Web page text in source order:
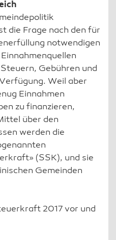
die Frage nach den für
notwendigen
Gebühren und
Weil aber
Einnahmen
zu finanzieren,
über den
werden die
(SSK), und sie
Gemeinden
2017 vor und